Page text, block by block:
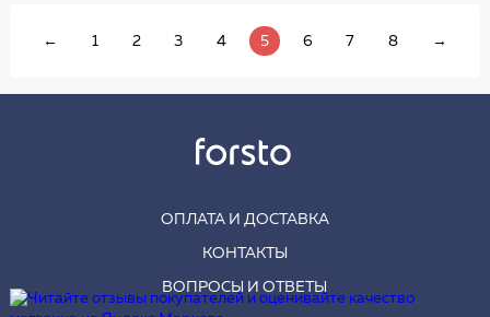
← 1 2 3 4 5 6 7 8 →
ОПЛАТА И ДОСТАВКА
КОНТАКТЫ
ВОПРОСЫ И ОТВЕТЫ